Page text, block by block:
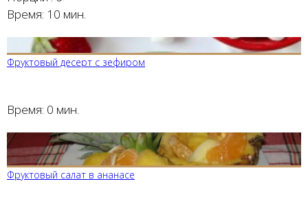
Время: 10 мин.
Фруктовый десерт с зефиром
Время: 0 мин.
Фруктовый салат в ананасе